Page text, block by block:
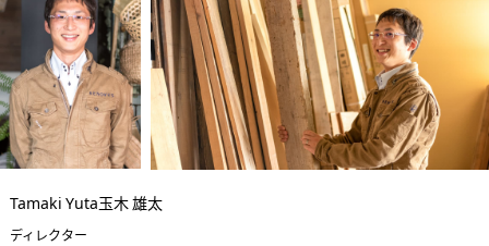
Tamaki Yuta玉木 雄太
ディレクター